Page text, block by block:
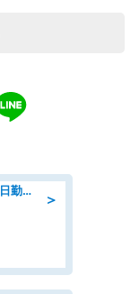
＞
経理/病院での経理事務のお仕事/即日勤務可/車通勤可/経理/一般事務